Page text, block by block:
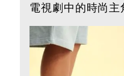
電視劇中的時尚主